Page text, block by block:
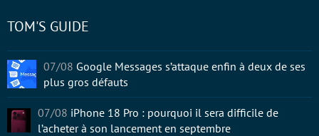
TOM'S GUIDE
07/08 Google Messages s’attaque enfin à deux de ses
plus gros défauts
07/08 iPhone 18 Pro : pourquoi il sera difficile de
l’acheter à son lancement en septembre